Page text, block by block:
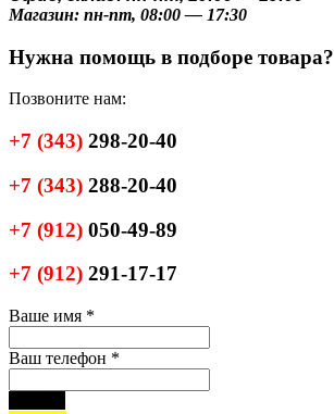
Магазин: пн-пт, 08:00 — 17:30
Нужна помощь в подборе товара?
Позвоните нам:
+7 (343) 298-20-40
+7 (343) 288-20-40
+7 (912) 050-49-89
+7 (912) 291-17-17
Ваше имя *
Ваш телефон *